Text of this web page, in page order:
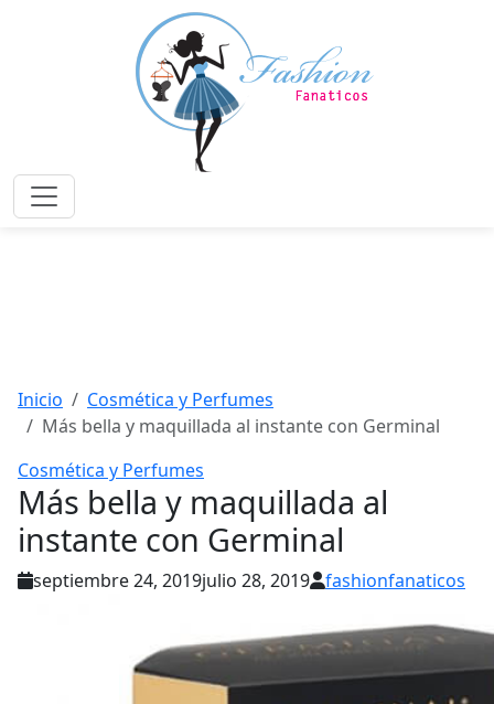
Menú
Inicio
Cosmética y Perfumes
Más bella y maquillada al instante con Germinal
Cosmética y Perfumes
Más bella y maquillada al
instante con Germinal
septiembre 24, 2019julio 28, 2019 fashionfanaticos